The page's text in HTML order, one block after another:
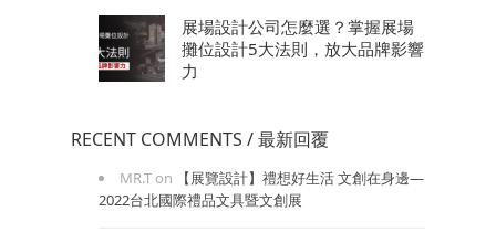
展場設計公司怎麼選？掌握展場
攤位設計5大法則，放大品牌影響
力
RECENT COMMENTS / 最新回覆
MR.T on
【展覽設計】禮想好生活 文創在身邊—
2022台北國際禮品文具暨文創展